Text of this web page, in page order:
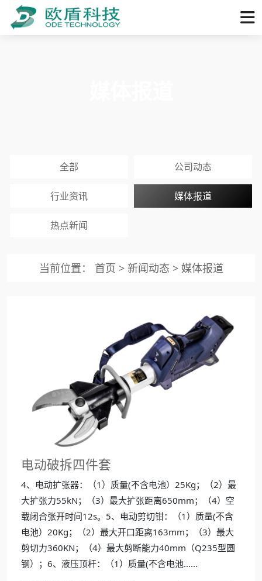
全部 公司动态
行业资讯 媒体报道
热点新闻
当前位置： 首页 > 新闻动态 > 媒体报道
电动破拆四件套
4、电动扩张器：（1）质量(不含电池）25Kg；（2）最
大扩张力55kN；（3）最大扩张距离650mm；（4）空
载闭合张开时间12s。5、电动剪切钳：（1）质量(不含
电池）20Kg；（2）最大开口距离163mm；（3）最大
剪切力360KN；（4）最大剪断能力40mm（Q235型圆
钢）；6、液压顶杆：（1）质量(不含电池......